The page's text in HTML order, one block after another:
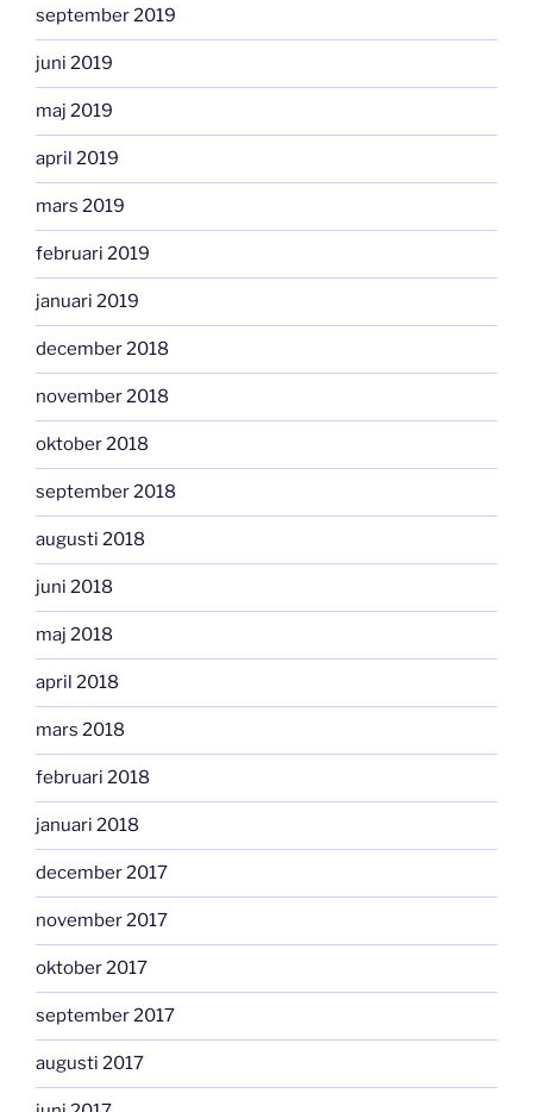
september 2019
juni 2019
maj 2019
april 2019
mars 2019
februari 2019
januari 2019
december 2018
november 2018
oktober 2018
september 2018
augusti 2018
juni 2018
maj 2018
april 2018
mars 2018
februari 2018
januari 2018
december 2017
november 2017
oktober 2017
september 2017
augusti 2017